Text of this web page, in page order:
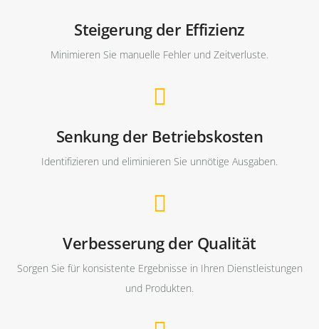
Steigerung der Effizienz
Minimieren Sie manuelle Fehler und Zeitverluste.
Senkung der Betriebskosten
Identifizieren und eliminieren Sie unnötige Ausgaben.
Verbesserung der Qualität
Sorgen Sie für konsistente Ergebnisse in Ihren Dienstleistungen
und Produkten.